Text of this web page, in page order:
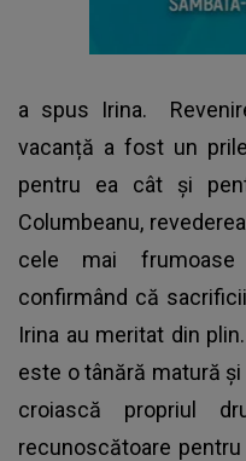
a spus Irina.
vacanță a fost un
pentru ea cât și
Columbeanu,
cele mai
confirmând că
Irina au meritat din
este o tânără matură
croiască propriul
recunoscătoare